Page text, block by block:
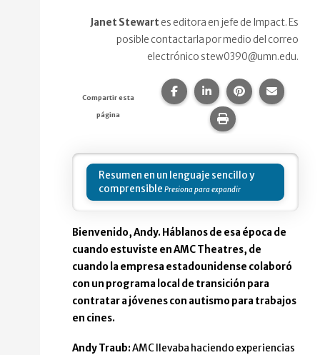
Janet Stewart es editora en jefe de Impact. Es
posible contactarla por medio del correo
electrónico stew0390@umn.edu.
Compartir esta
página
Compartir esta página en
Compartir esta
Compartir
Imprime esta
Resumen en un lenguaje sencillo y
comprensible
Bienvenido, Andy. Háblanos de esa época de
cuando estuviste en AMC Theatres, de
cuando la empresa estadounidense colaboró
con un programa local de transición para
contratar a jóvenes con autismo para trabajos
en cines.
Andy Traub:AMC llevaba haciendo experiencias